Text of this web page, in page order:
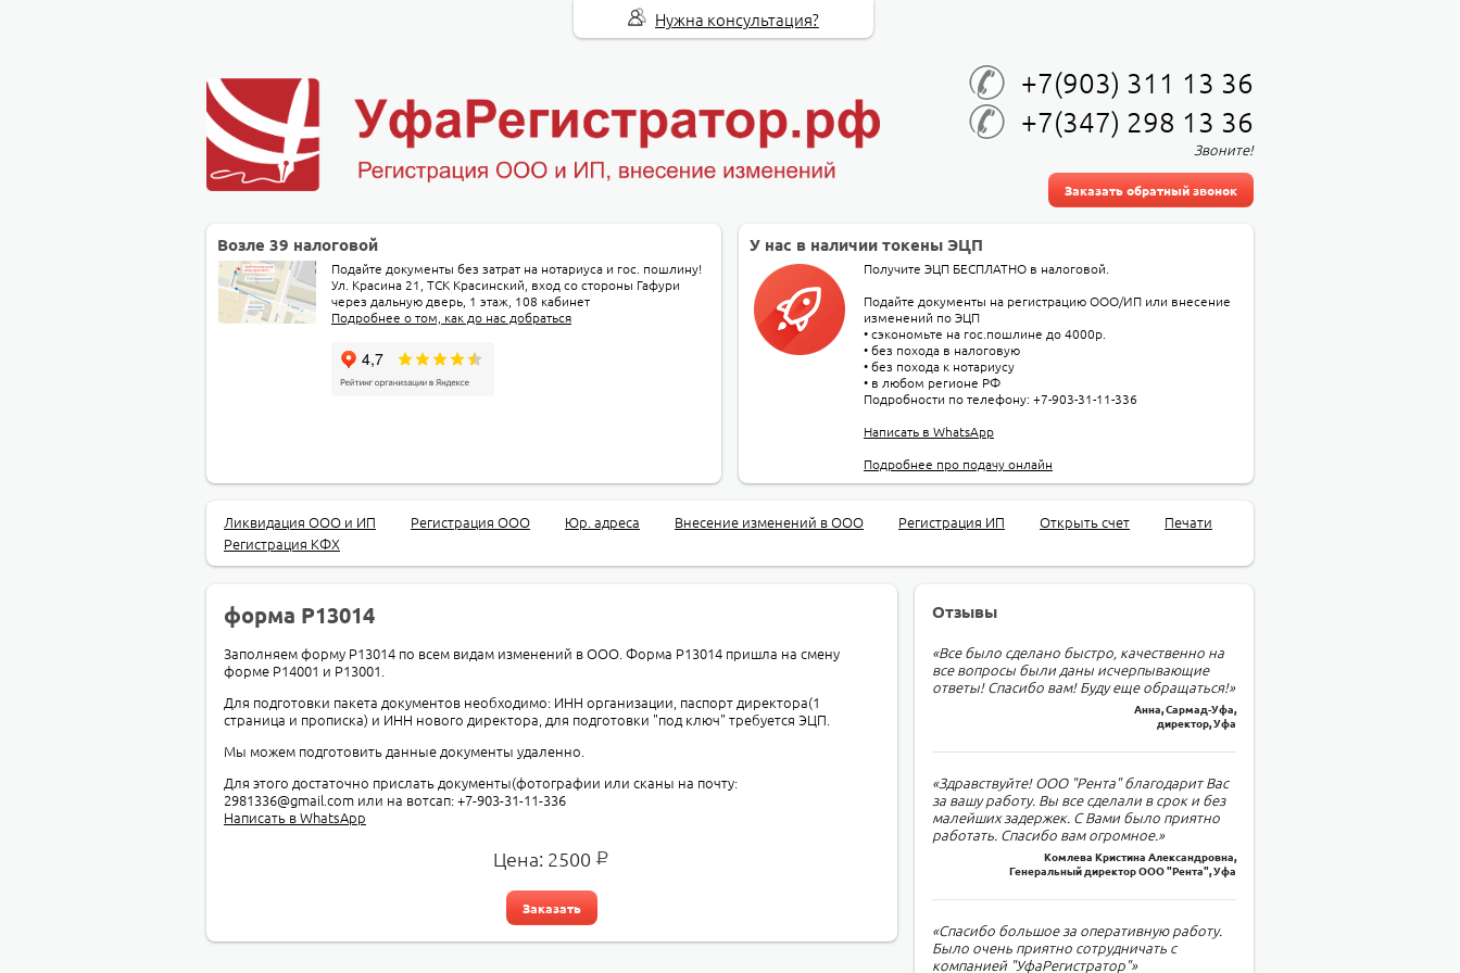
+7(903) 311 13 36
+7(347) 298 13 36
Звоните!
Заказать обратный звонок
Возле 39 налоговой
Подайте документы без затрат на нотариуса и гос. пошлину!
Ул. Красина 21, ТСК Красинский, вход со стороны Гафури
через дальную дверь, 1 этaж, 108 кабинет
Подробнее о том, как до нас добраться
У нас в наличии токены ЭЦП
Получите ЭЦП БЕСПЛАТНО в налоговой.
Подайте документы на регистрацию ООО/ИП или внесение
изменений по ЭЦП
• сэкономьте на гос.пошлине до 4000р.
• без похода в налоговую
• без похода к нотариусу
• в любом регионе РФ
Подробности по телефону: +7-903-31-11-336
Написать в WhatsApp
Подробнее про подачу онлайн
Ликвидация ООО и ИП Регистрация ООО Юр. адреса Внесение изменений в ООО Регистрация ИП Открыть счет
Печати
Регистрация КФХ
Отзывы
«Все было сделано быстро, качественно на
все вопросы были даны исчерпывающие
ответы! Спасибо вам! Буду еще обращаться!»
Анна, Сармад-Уфа,
директор, Уфа
«Здравствуйте! ООО "Рента" благодарит Вас
за вашу работу. Вы все сделали в срок и без
малейших задержек. С Вами было приятно
работать. Спасибо вам огромное.»
Комлева Кристина Александровна,
Генеральный директор ООО "Рента", Уфа
«Спасибо большое за оперативную работу.
Было очень приятно сотрудничать с
компанией "УфаРегистратор"»
форма Р13014
Заполняем форму Р13014 по всем видам изменений в ООО. Форма Р13014 пришла на смену
форме Р14001 и Р13001.
Для подготовки пакета документов необходимо: ИНН организации, паспорт директора(1
страница и прописка) и ИНН нового директора, для подготовки "под ключ" требуется ЭЦП.
Мы можем подготовить данные документы удаленно.
Для этого достаточно прислать документы(фотографии или сканы на почту:
2981336@gmail.com или на вотсап: +7-903-31-11-336
Написать в WhatsApp
Цена: 2500
Заказать
Нужна консультация?